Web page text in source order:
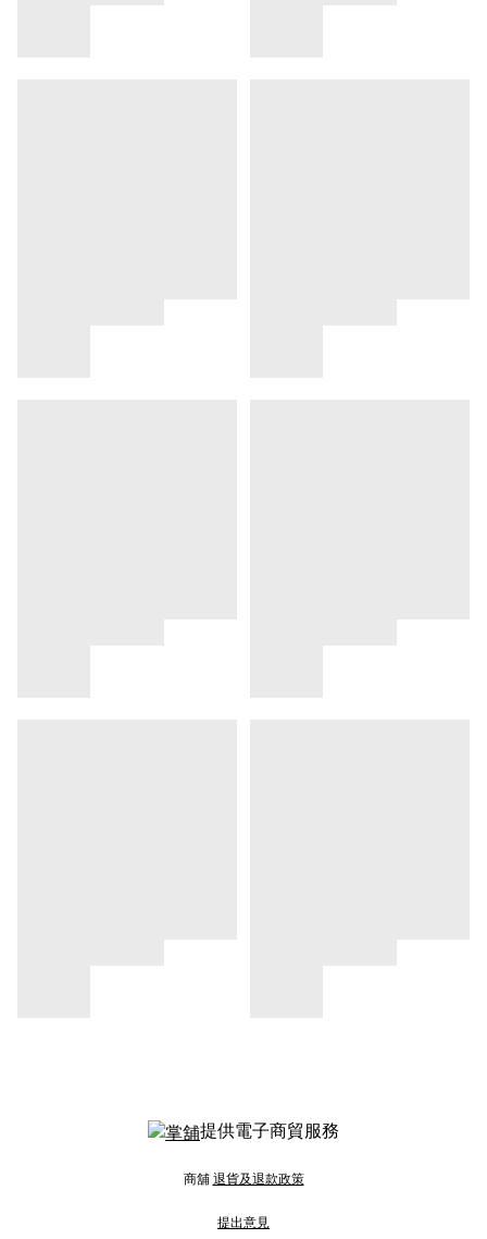
提供電子商貿服務
商舖 退貨及退款政策
提出意見